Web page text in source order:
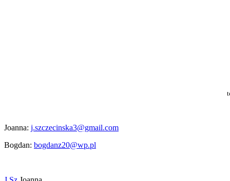
Joanna: j.szczecinska3@gmail.com
Bogdan: bogdanz20@wp.pl